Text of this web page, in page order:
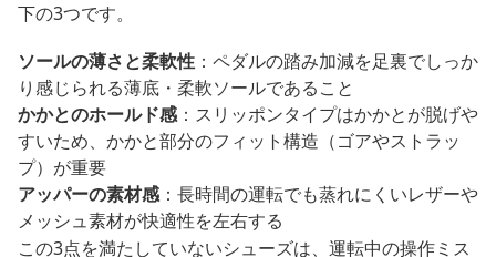
下の3つです。
ソールの薄さと柔軟性 ：ペダルの踏み加減を足裏でしっか
り感じられる薄底・柔軟ソールであること
かかとのホールド感：スリッポンタイプはかかとが脱げや
すいため、かかと部分のフィット構造（ゴアやストラッ
プ）が重要
アッパーの素材感：長時間の運転でも蒸れにくいレザーや
メッシュ素材が快適性を左右する
この3点を満たしていないシューズは、運転中の操作ミス